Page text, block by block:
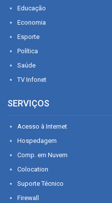
Educação
Economia
Esporte
Política
Saúde
TV Infonet
SERVIÇOS
Acesso à Internet
Hospedagem
Comp. em Nuvem
Colocation
Suporte Técnico
Firewall